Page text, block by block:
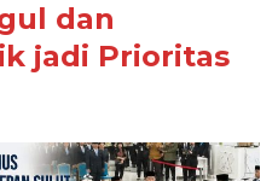
dan
jadi Prioritas